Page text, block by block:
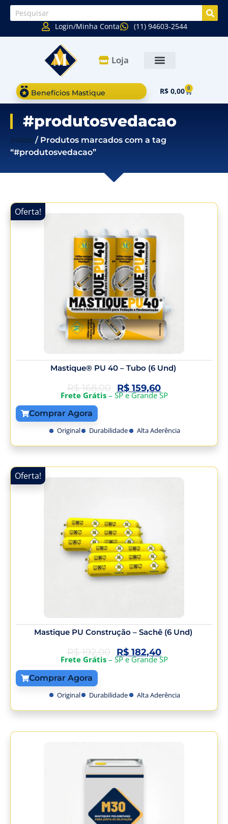
Login/Minha Conta (11) 94603-2544
Loja
Benefícios Mastique R$ 0,00 0
#produtosvedacao
Início / Produtos marcados com a tag
“#produtosvedacao”
Oferta!
Mastique® PU 40 – Tubo (6 Und)
R$168,00 R$ 159,60
Frete Grátis– SP e Grande SP
Comprar Agora
Original Durabilidade Alta Aderência
Oferta!
Mastique PU Construção – Sachê (6 Und)
R$192,00 R$182,40
Frete Grátis– SP e Grande SP
Comprar Agora
Original Durabilidade Alta Aderência